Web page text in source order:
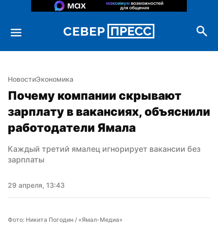
НовостиЭкономика
Почему компании скрывают
зарплату в вакансиях, объяснили
работодатели Ямала
Каждый третий ямалец игнорирует вакансии без
зарплаты
29 апреля, 13:43
Фото: Никита Погодин / «Ямал-Медиа»